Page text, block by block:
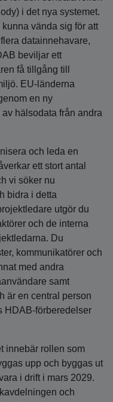
i det nya systemet.
vända sig för att
datainnehavare,
beviljar ett
få tillgång till
EU-länderna
en ny
hälsodata från andra
och leda en
ett stort antal
vi söker nu
bidra i detta
utgör du
och de interna
Du
kommunikatörer och
med andra
samt
är en central person
HDAB-förberedelser
innebär rollen som
upp och byggas ut
i drift i mars 2029.
och